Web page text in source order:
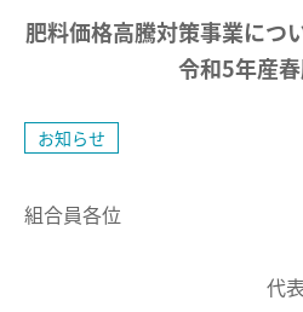
肥料価格高騰対策事業につ
令和5年産春
お知らせ
組合員各位
代